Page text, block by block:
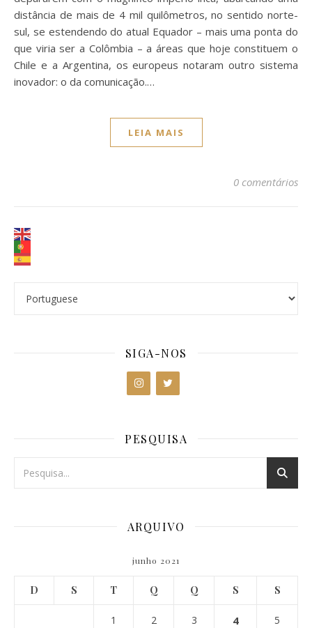
distância de mais de 4 mil quilômetros, no sentido norte-
sul, se estendendo do atual Equador – mais uma ponta do
que viria ser a Colômbia – a áreas que hoje constituem o
Chile e a Argentina, os europeus notaram outro sistema
inovador: o da comunicação.…
LEIA MAIS
0 comentários
SIGA-NOS
PESQUISA
ARQUIVO
junho 2021
D S T Q Q S S
1 2 3 4 5